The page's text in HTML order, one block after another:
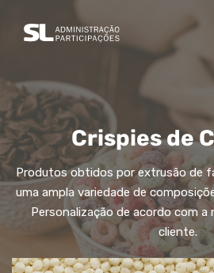
Crispies de
Produtos obtidos por extrusão de
uma ampla variedade de
Personalização de acordo com a
cliente.